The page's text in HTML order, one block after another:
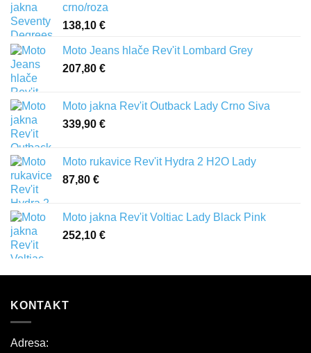
crno/roza
138,10 €
Moto Jeans hlače Rev'it Lombard Grey
207,80 €
Moto jakna Rev'it Outback Lady Crno Siva
339,90 €
Moto rukavice Rev'it Hydra 2 H2O Lady
87,80 €
Moto jakna Rev'it Voltiac Lady Black Pink
252,10 €
KONTAKT
Adresa: